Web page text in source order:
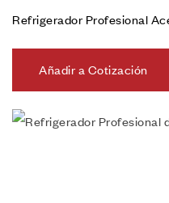
Refrigerador Profesional
Añadir a Cotización